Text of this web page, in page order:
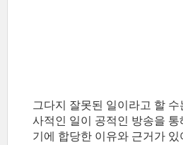
그다지 잘못된 일이라고 할
사적인 일이 공적인 방송을 통
기에 합당한 이유와 근거가